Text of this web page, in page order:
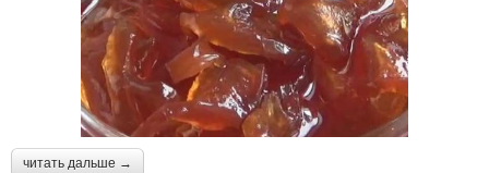
читать дальше →